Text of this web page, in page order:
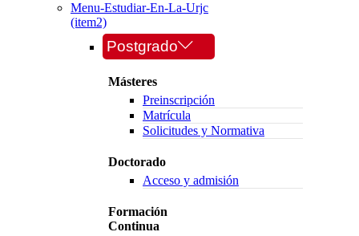
Menu-Estudiar-En-La-Urjc
(item2)
Postgrado
Másteres
Preinscripción
Matrícula
Solicitudes y Normativa
Doctorado
Acceso y admisión
Formación
Continua